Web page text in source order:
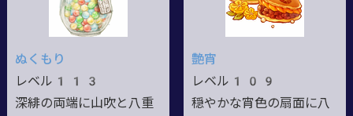
ぬくもり
レベル113
深緋の両端に山吹と八重
艶宵
レベル109
穏やかな宵色の扇面に八